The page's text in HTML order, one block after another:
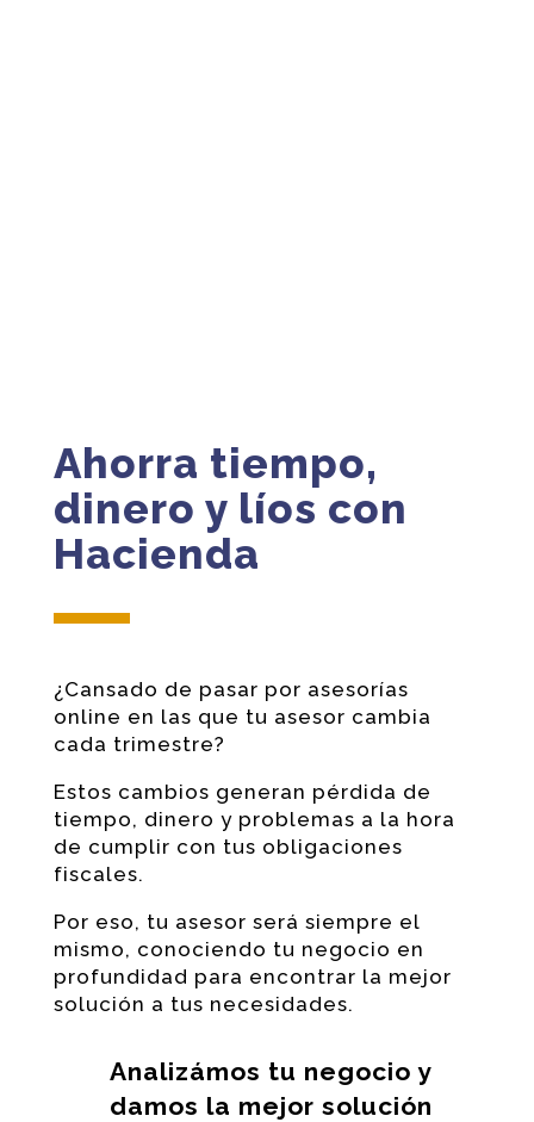
Ahorra tiempo,
dinero y líos con
Hacienda
¿Cansado de pasar por asesorías
online en las que tu asesor cambia
cada trimestre?
Estos cambios generan pérdida de
tiempo, dinero y problemas a la hora
de cumplir con tus obligaciones
fiscales.
Por eso, tu asesor será siempre el
mismo, conociendo tu negocio en
profundidad para encontrar la mejor
solución a tus necesidades.
Analizámos tu negocio y
damos la mejor solución